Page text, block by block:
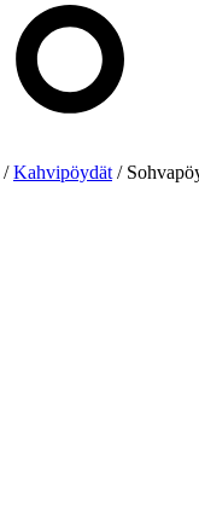
/Kahvipöydät /